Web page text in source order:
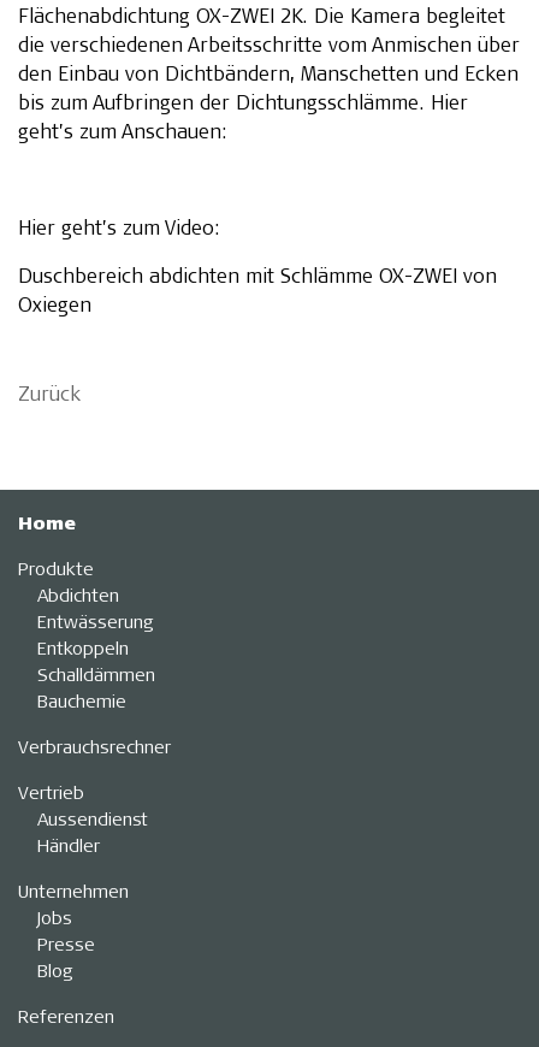
Flächenabdichtung OX-ZWEI 2K. Die Kamera begleitet
die verschiedenen Arbeitsschritte vom Anmischen über
den Einbau von Dichtbändern, Manschetten und Ecken
bis zum Aufbringen der Dichtungsschlämme. Hier
geht’s zum Anschauen:
Hier geht’s zum Video:
Duschbereich abdichten mit Schlämme OX-ZWEI von
Oxiegen
Zurück
Home
Produkte
Abdichten
Entwässerung
Entkoppeln
Schalldämmen
Bauchemie
Verbrauchsrechner
Vertrieb
Aussendienst
Händler
Unternehmen
Jobs
Presse
Blog
Referenzen